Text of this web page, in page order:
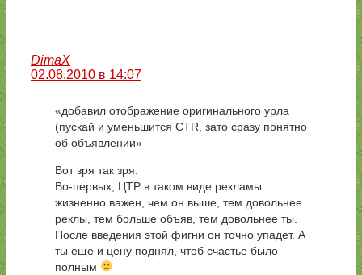
DimaX
02.08.2010 в 14:07
«добавил отображение оригинального урла
(пускай и уменьшится CTR, зато сразу понятно
об объявлении»
Вот зря так зря.
Во-первых, ЦТР в таком виде рекламы
жизненно важен, чем он выше, тем довольнее
реклы, тем больше объяв, тем довольнее ты.
После введения этой фигни он точно упадет. А
ты еще и цену поднял, чтоб счастье было
полным